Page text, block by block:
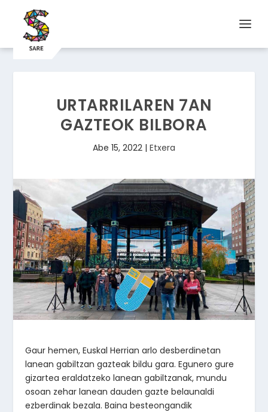
URTARRILAREN 7AN
GAZTEOK BILBORA
Abe 15, 2022 | Etxera
Gaur hemen, Euskal Herrian arlo desberdinetan
lanean gabiltzan gazteak bildu gara. Egunero gure
gizartea eraldatzeko lanean gabiltzanak, mundu
osoan zehar lanean dauden gazte belaunaldi
ezberdinak bezala. Baina besteongandik